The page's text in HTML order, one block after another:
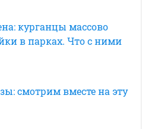
курганцы массово
в парках. Что с ними
смотрим вместе на эту